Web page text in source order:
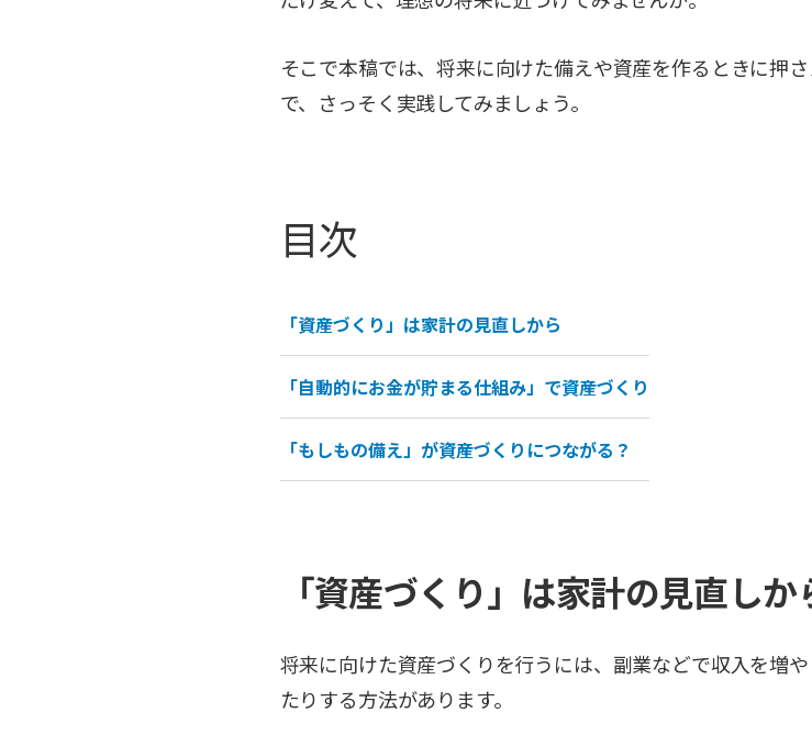
そこで本稿では、将来に向けた備えや資産を作るときに押
で、さっそく実践してみましょう。
目次
「資産づくり」は家計の見直しから
「自動的にお金が貯まる仕組み」で資産づくり
「もしもの備え」が資産づくりにつながる？
「資産づくり」は家計の見直しか
将来に向けた資産づくりを行うには、副業などで収入を増
たりする方法があります。